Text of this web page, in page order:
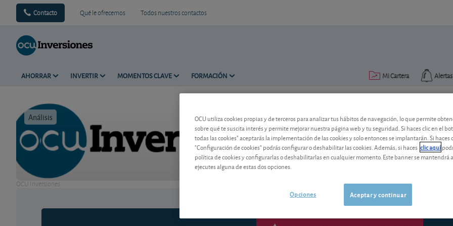
Contacto Qué le ofrecemos Todos nuestros contactos
AHORRAR INVERTIR MOMENTOS CLAVE FORMACIÓN Alertas
Mi Cartera
Análisis Tiempo de lectura: 2 min.
OCU Inversiones
Atribulada reestructuración
El conglomerado industrial americano
no exento de peligros. Pero los
OCU utiliza cookies propias y de terceros para analizar tus hábitos de navegación, lo que permite
sobre qué te suscita interés y permite mejorar nuestra página web y tu seguridad. Si haces clic en el
todas las cookies" aceptarás la implementación de las cookies y solo entonces se implantarán. Si haces
"Configuración de cookies" podrás configurar o deshabilitar las cookies. Además, si haces clic aquí
política de cookies y configurarlas o deshabilitarlas en cualquier momento. Este banner se mantendrá
ejecutes alguna de estas dos opciones.
Aceptar y continuar
Opciones